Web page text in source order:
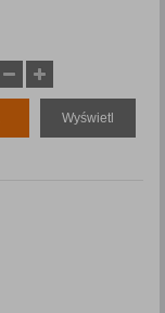
Wyświetl